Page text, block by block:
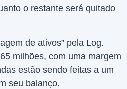
o restante será quitado
de ativos” pela Log.
milhões, com uma margem
estão sendo feitas a um
seu balanço.